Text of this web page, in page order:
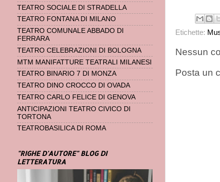
Etichette:
Nessun
Posta un
TEATRO SOCIALE DI STRADELLA
TEATRO FONTANA DI MILANO
TEATRO COMUNALE ABBADO DI
FERRARA
TEATRO CELEBRAZIONI DI BOLOGNA
MTM MANIFATTURE TEATRALI MILANESI
TEATRO BINARIO 7 DI MONZA
TEATRO DINO CROCCO DI OVADA
TEATRO CARLO FELICE DI GENOVA
ANTICIPAZIONI TEATRO CIVICO DI
TORTONA
TEATROBASILICA DI ROMA
"RIGHE D'AUTORE" BLOG DI
LETTERATURA